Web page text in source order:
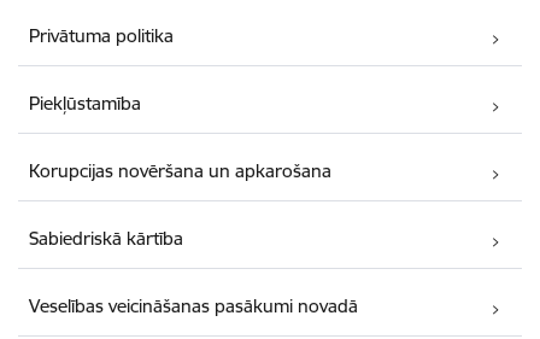
Privātuma politika
Piekļūstamība
Korupcijas novēršana un apkarošana
Sabiedriskā kārtība
Veselības veicināšanas pasākumi novadā